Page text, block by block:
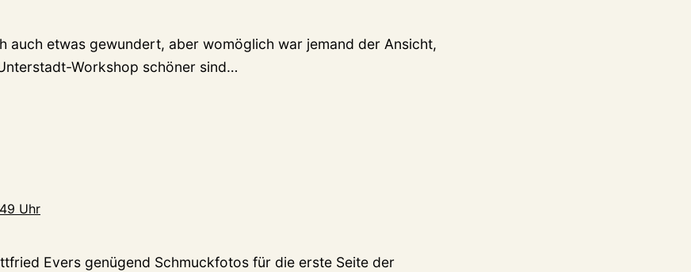
auch etwas gewundert, aber womöglich war jemand der Ansicht,
Workshop schöner sind…
Uhr
Evers genügend Schmuckfotos für die erste Seite der